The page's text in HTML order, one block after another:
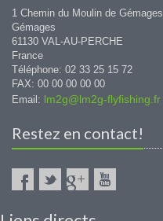
1 Chemin du Moulin de Gémages
Gémages
61130 VAL-AU-PERCHE
France
Téléphone: 02 33 25 15 72
FAX: 00 00 00 00 00
Email: lm2g@lm2g-flyfishing.fr
Restez en contact!